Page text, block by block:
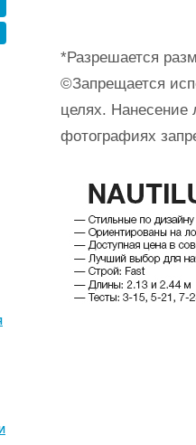
*Разрешается
©Запрещается
целях. Нанесение
фотографиях